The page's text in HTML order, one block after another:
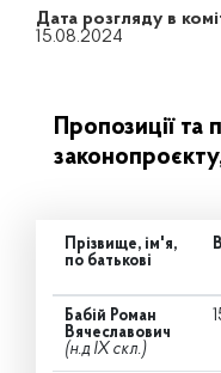
Дата розгляду в
15.08.2024
Пропозиції та
Прізвище, ім'я,
по батькові
Бабій Роман
Вячеславович
(н.д IX скл.)